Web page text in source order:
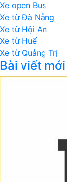
Xe open Bus
Xe từ Đà Nẵng
Xe từ Hội An
Xe từ Huế
Xe từ Quảng Trị
Bài viết